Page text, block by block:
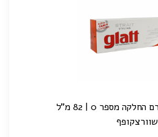
שוורצקופף